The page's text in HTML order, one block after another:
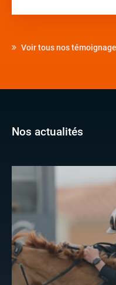
Voir tous nos
Nos actualités